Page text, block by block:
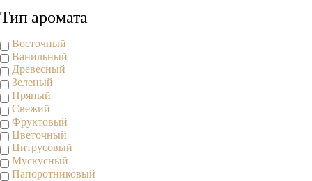
Тип аромата
Восточный
Ванильный
Древесный
Зеленый
Пряный
Свежий
Фруктовый
Цветочный
Цитрусовый
Мускусный
Папоротниковый